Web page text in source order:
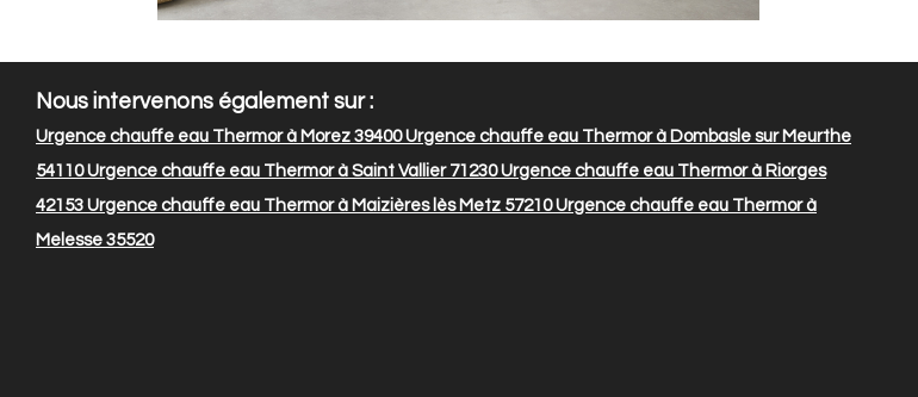
Nous intervenons également sur :
Urgence chauffe eau Thermor à Morez 39400Urgence chauffe eau Thermor à Dombasle sur Meurthe
54110Urgence chauffe eau Thermor à Saint Vallier 71230Urgence chauffe eau Thermor à Riorges
42153 Urgence chauffe eau Thermor à Maizières lès Metz 57210Urgence chauffe eau Thermor à
Melesse 35520